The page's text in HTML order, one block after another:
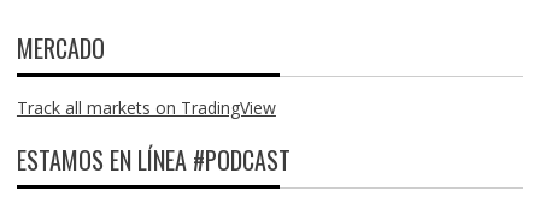
MERCADO
Track all markets on TradingView
ESTAMOS EN LÍNEA #PODCAST